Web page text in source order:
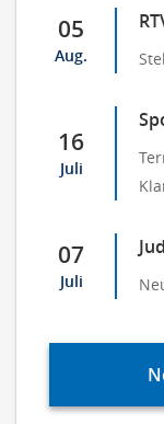
05
Aug.
16
Juli
07
Juli